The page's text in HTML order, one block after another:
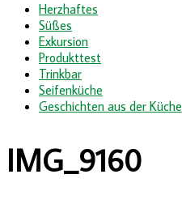
Herzhaftes
Süßes
Exkursion
Produkttest
Trinkbar
Seifenküche
Geschichten aus der Küche
IMG_9160